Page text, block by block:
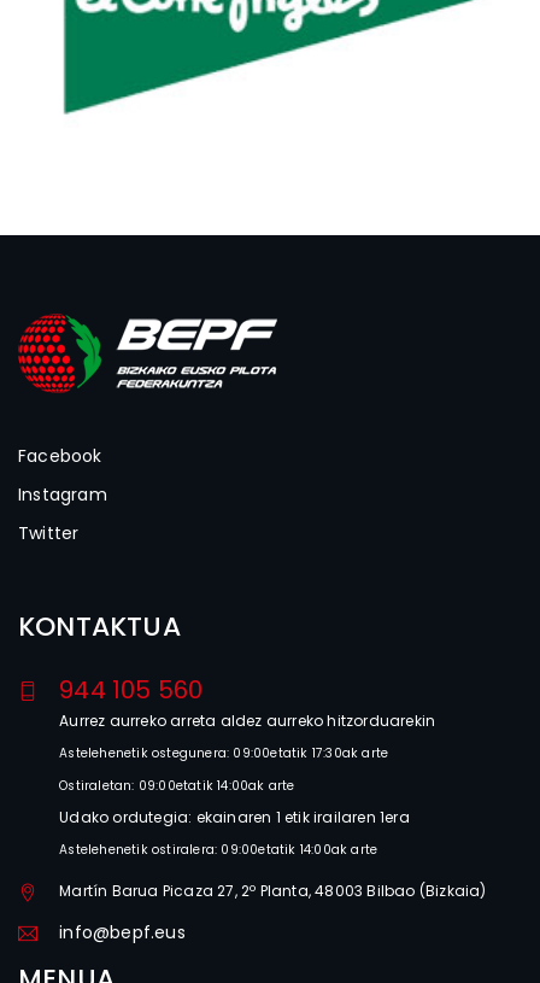
Facebook
Instagram
Twitter
KONTAKTUA
944 105 560
Aurrez aurreko arreta aldez aurreko hitzorduarekin
Astelehenetik ostegunera: 09:00etatik 17:30ak arte
Ostiraletan: 09:00etatik 14:00ak arte
Udako ordutegia: ekainaren 1 etik irailaren 1era
Astelehenetik ostiralera: 09:00etatik 14:00ak arte
Martín Barua Picaza 27, 2º Planta, 48003 Bilbao (Bizkaia)
info@bepf.eus